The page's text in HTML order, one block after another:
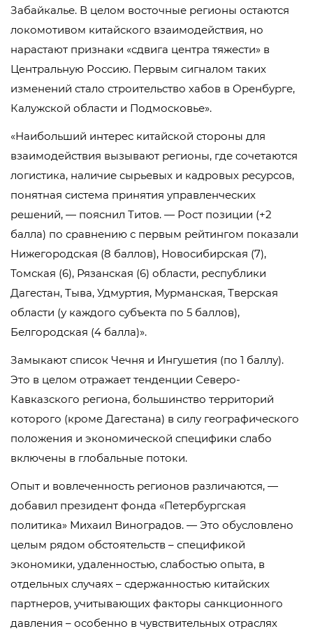
Забайкалье. В целом восточные регионы остаются
локомотивом китайского взаимодействия, но
нарастают признаки «сдвига центра тяжести» в
Центральную Россию. Первым сигналом таких
изменений стало строительство хабов в Оренбурге,
Калужской области и Подмосковье».
«Наибольший интерес китайской стороны для
взаимодействия вызывают регионы, где сочетаются
логистика, наличие сырьевых и кадровых ресурсов,
понятная система принятия управленческих
решений, — пояснил Титов. — Рост позиции (+2
балла) по сравнению с первым рейтингом показали
Нижегородская (8 баллов), Новосибирская (7),
Томская (6), Рязанская (6) области, республики
Дагестан, Тыва, Удмуртия, Мурманская, Тверская
области (у каждого субъекта по 5 баллов),
Белгородская (4 балла)».
Замыкают список Чечня и Ингушетия (по 1 баллу).
Это в целом отражает тенденции Северо-
Кавказского региона, большинство территорий
которого (кроме Дагестана) в силу географического
положения и экономической специфики слабо
включены в глобальные потоки.
Опыт и вовлеченность регионов различаются, —
добавил президент фонда «Петербургская
политика» Михаил Виноградов. — Это обусловлено
целым рядом обстоятельств – спецификой
экономики, удаленностью, слабостью опыта, в
отдельных случаях – сдержанностью китайских
партнеров, учитывающих факторы санкционного
давления – особенно в чувствительных отраслях